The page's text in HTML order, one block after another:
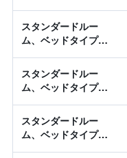
スタンダードルー
ム、ベッドタイプ情
スタンダードルー
ム、ベッドタイプ情
スタンダードルー
ム、ベッドタイプ情